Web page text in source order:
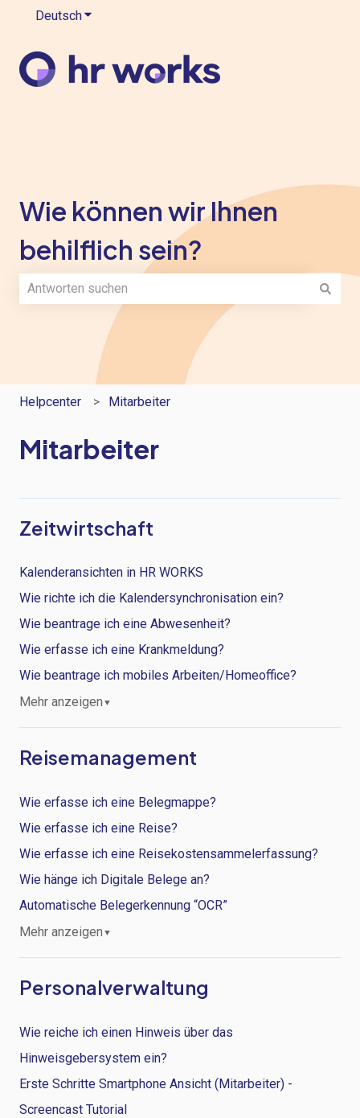
DeutschUntermenü für Übersetzungen anzeigen
Wie können wir Ihnen
behilflich sein?
Es gibt keine Vorschläge, da das Suchfeld leer ist.
Helpcenter Mitarbeiter
Mitarbeiter
Zeitwirtschaft
Kalenderansichten in HR WORKS
Wie richte ich die Kalendersynchronisation ein?
Wie beantrage ich eine Abwesenheit?
Wie erfasse ich eine Krankmeldung?
Wie beantrage ich mobiles Arbeiten/Homeoffice?
Mehr anzeigen ▼
Reisemanagement
Wie erfasse ich eine Belegmappe?
Wie erfasse ich eine Reise?
Wie erfasse ich eine Reisekostensammelerfassung?
Wie hänge ich Digitale Belege an?
Automatische Belegerkennung “OCR”
Mehr anzeigen ▼
Personalverwaltung
Wie reiche ich einen Hinweis über das
Hinweisgebersystem ein?
Erste Schritte Smartphone Ansicht (Mitarbeiter) -
Screencast Tutorial